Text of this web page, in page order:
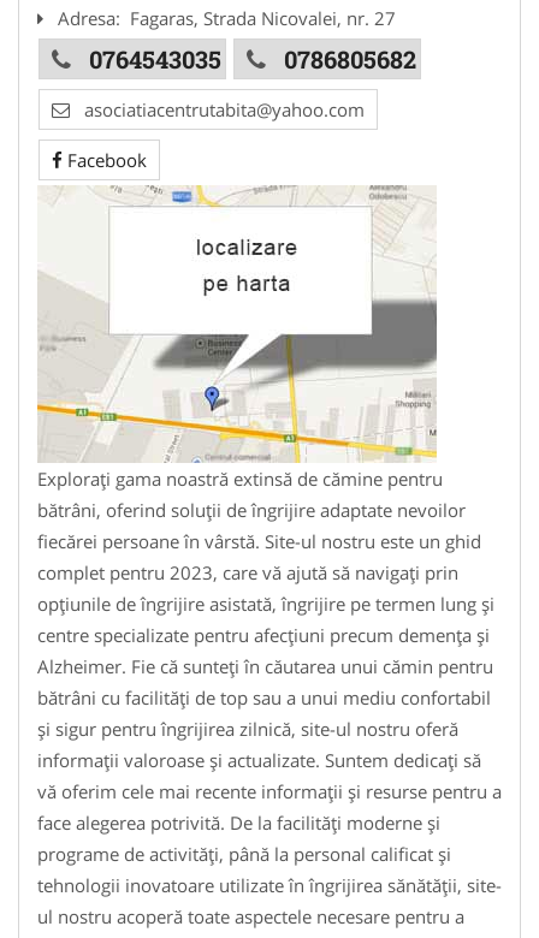
Adresa: Fagaras, Strada Nicovalei, nr. 27
0764543035 0786805682
asociatiacentrutabita@yahoo.com
Facebook
Explorați gama noastră extinsă de cămine pentru
bătrâni, oferind soluții de îngrijire adaptate nevoilor
fiecărei persoane în vârstă. Site-ul nostru este un ghid
complet pentru 2023, care vă ajută să navigați prin
opțiunile de îngrijire asistată, îngrijire pe termen lung și
centre specializate pentru afecțiuni precum demența și
Alzheimer. Fie că sunteți în căutarea unui cămin pentru
bătrâni cu facilități de top sau a unui mediu confortabil
și sigur pentru îngrijirea zilnică, site-ul nostru oferă
informații valoroase și actualizate. Suntem dedicați să
vă oferim cele mai recente informații și resurse pentru a
face alegerea potrivită. De la facilități moderne și
programe de activități, până la personal calificat și
tehnologii inovatoare utilizate în îngrijirea sănătății, site-
ul nostru acoperă toate aspectele necesare pentru a